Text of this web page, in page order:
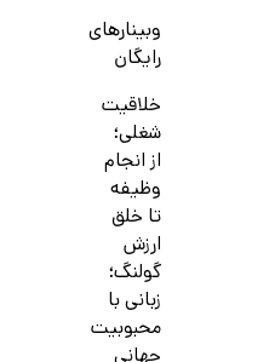
وبینارهای
رایگان
خلاقیت
شغلی؛
از انجام
وظیفه
تا خلق
ارزش
گولنگ؛
زبانی با
محبوبیت